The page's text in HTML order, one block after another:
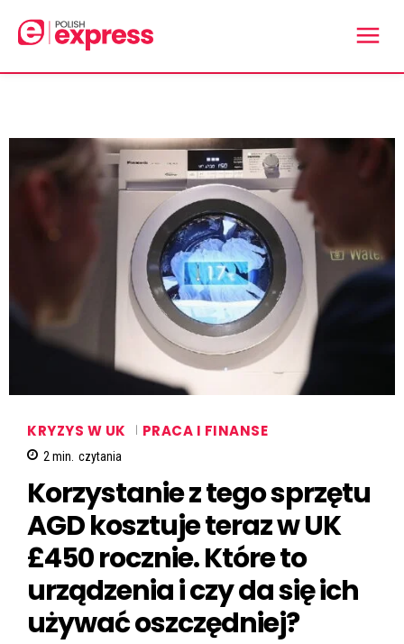
KRYZYS W UK PRACA I FINANSE
2 min. czytania
Korzystanie z tego sprzętu
AGD kosztuje teraz w UK
£450 rocznie. Które to
urządzenia i czy da się ich
używać oszczędniej?